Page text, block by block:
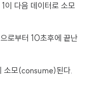
이 다음 데이터로 소모
로부터 10초후에 끝난
소모(consume)된다.